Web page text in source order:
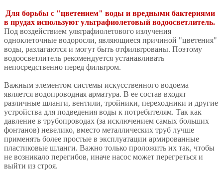
Для борьбы с "цветением" воды и вредными бактериями
в прудах используют ультрафиолетовый водоосветлитель.
Под воздействием ультрафиолетового излучения
одноклеточные водоросли, являющиеся причиной "цветения"
воды, разлагаются и могут быть отфильтрованы. Поэтому
водоосветлитель рекомендуется устанавливать
непосредственно перед фильтром.
Важным элементом системы искусственного водоема
является водопроводная арматура. В ее состав входят
различные шланги, вентили, тройники, переходники и другие
устройства для подведения воды к потребителям. Так как
давление в трубопроводах (за исключением самых больших
фонтанов) невелико, вместо металлических труб лучше
применять более простые в эксплуатации армированные
пластиковые шланги. Важно только проложить их так, чтобы
не возникало перегибов, иначе насос может перегреться и
выйти из строя.